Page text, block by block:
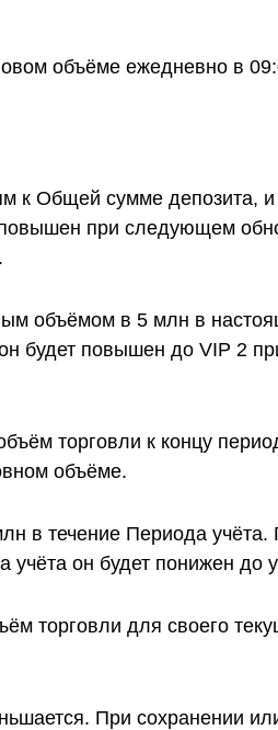
объёме ежедневно в
к Общей сумме депозита,
при следующем
объёмом в 5 млн в
он будет повышен до VIP 2
торговли к концу
объёме.
в течение Периода учёта.
учёта он будет понижен до
торговли для своего
При сохранении